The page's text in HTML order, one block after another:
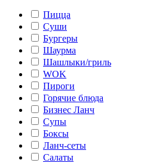
Пицца
Суши
Бургеры
Шаурма
Шашлыки/гриль
WOK
Пироги
Горячие блюда
Бизнес Ланч
Супы
Боксы
Ланч-сеты
Салаты